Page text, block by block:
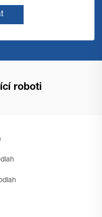
roboti